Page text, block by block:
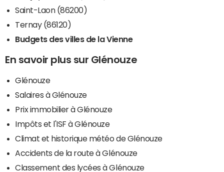
Saint-Laon (86200)
Ternay (86120)
Budgets des villes de la Vienne
En savoir plus sur Glénouze
Glénouze
Salaires à Glénouze
Prix immobilier à Glénouze
Impôts et l'ISF à Glénouze
Climat et historique météo de Glénouze
Accidents de la route à Glénouze
Classement des lycées à Glénouze